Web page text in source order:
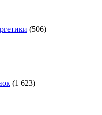
(506)
(1 623)